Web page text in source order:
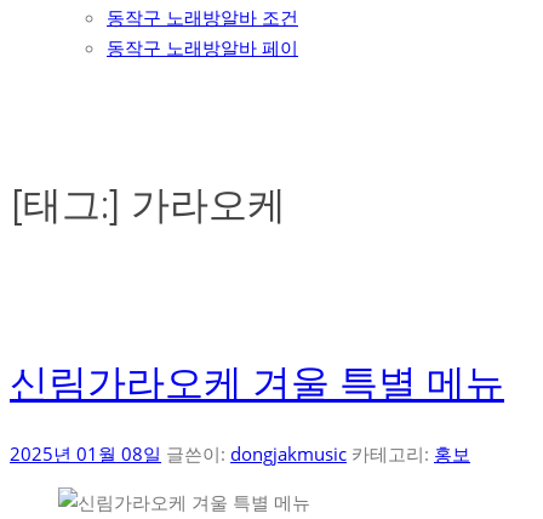
동작구 노래방알바 조건
동작구 노래방알바 페이
[태그:] 가라오케
신림가라오케 겨울 특별 메뉴
2025년 01월 08일 글쓴이: dongjakmusic 카테고리: 홍보